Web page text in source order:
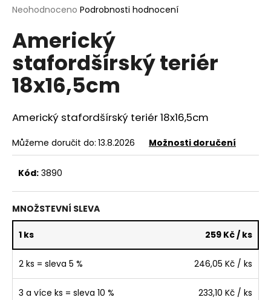
Průměrné
produktu
je
z
5
hvězdiček.
Neohodnoceno Podrobnosti hodnocení
Americký
stafordšírský teriér
18x16,5cm
Americký stafordšírský teriér 18x16,5cm
Můžeme doručit do: 13.8.2026 Možnosti doručení
Kód: 3890
MNOŽSTEVNÍ SLEVA
1 ks 259 Kč/ ks
2 ks = sleva 5 % 246,05 Kč / ks
3 a více ks = sleva 10 % 233,10 Kč / ks
a
í
t
?
HLEDAT
D
o
p
o
r
u
u